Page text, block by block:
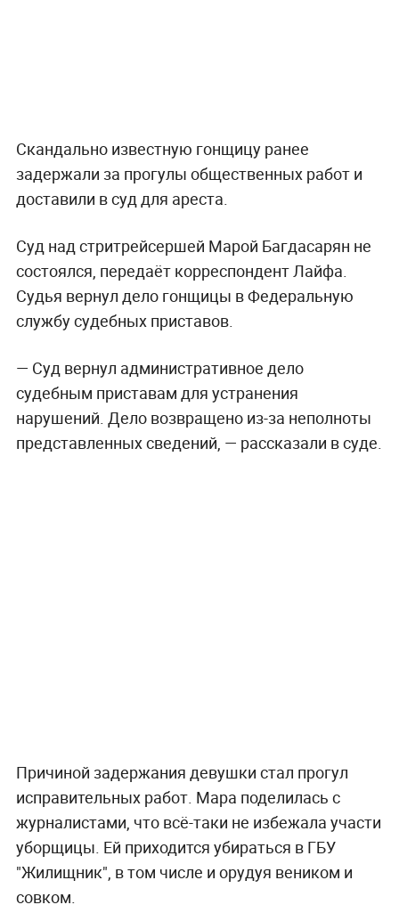
Скандально известную гонщицу ранее
задержали за прогулы общественных работ и
доставили в суд для ареста.
Суд над стритрейсершей Марой Багдасарян не
состоялся, передаёт корреспондент Лайфа.
Судья вернул дело гонщицы в Федеральную
службу судебных приставов.
— Суд вернул административное дело
судебным приставам для устранения
нарушений. Дело возвращено из-за неполноты
представленных сведений, — рассказали в суде.
Причиной задержания девушки стал прогул
исправительных работ. Мара поделилась с
журналистами, что всё-таки не избежала участи
уборщицы. Ей приходится убираться в ГБУ
"Жилищник", в том числе и орудуя веником и
совком.